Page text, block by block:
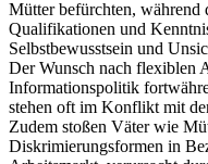
Mütter befürchten, während
Qualifikationen und
Selbstbewusstsein und
Der Wunsch nach flexiblen
Informationspolitik
stehen oft im Konflikt mit
Zudem stoßen Väter wie
Diskrimierungsformen in